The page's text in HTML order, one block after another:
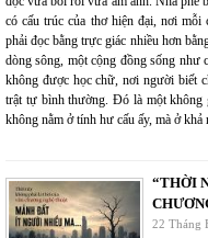
có cấu trúc của thơ hiện đại, nơi
phải đọc bằng trực giác nhiều hơn
dòng sông, một cộng đồng sống như
không được học chữ, nơi người biết
trật tự bình thường. Đó là một không
không nằm ở tính hư cấu ấy, mà ở
“THỜI
22 Tháng